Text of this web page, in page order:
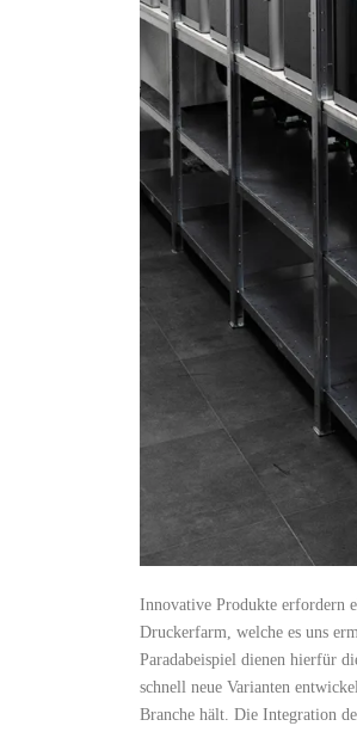
Innovative Produkte erfordern
Druckerfarm, welche es uns
Paradabeispiel dienen hierfür
schnell neue Varianten
Branche hält. Die Integration